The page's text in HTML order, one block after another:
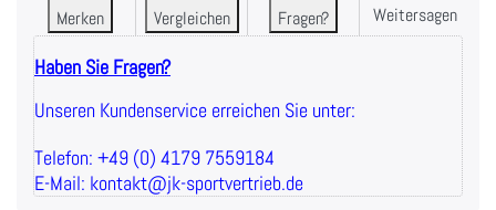
Merken Vergleichen Fragen? Weitersagen
Haben Sie Fragen?
Unseren Kundenservice erreichen Sie unter:
Telefon: +49 (0) 4179 7559184
E-Mail: kontakt@jk-sportvertrieb.de